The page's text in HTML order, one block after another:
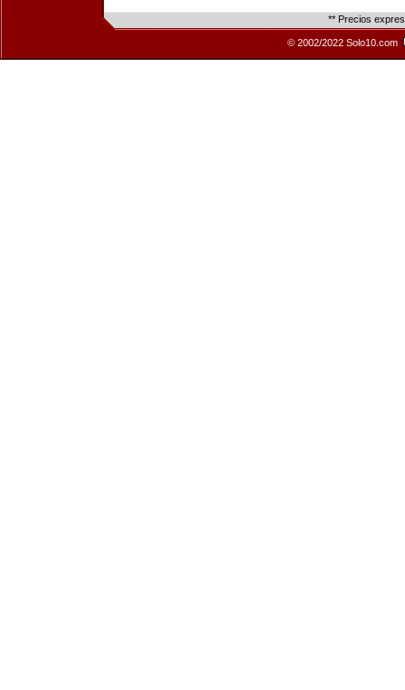
** Precios
© 2002/2022 Solo10.com